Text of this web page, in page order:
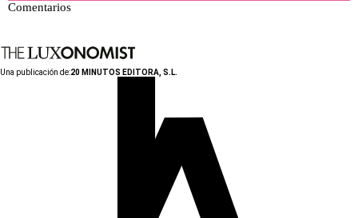
Comentarios
Una publicación de:20 MINUTOS EDITORA, S.L.